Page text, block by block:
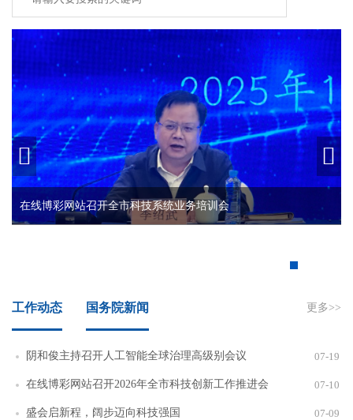
在线博彩网站召开全市科技系统业务培训会
 
工作动态 国务院新闻 更多>>
阴和俊主持召开人工智能全球治理高级别会议 07-19
在线博彩网站召开2026年全市科技创新工作推进会 07-10
盛会启新程，阔步迈向科技强国 07-09